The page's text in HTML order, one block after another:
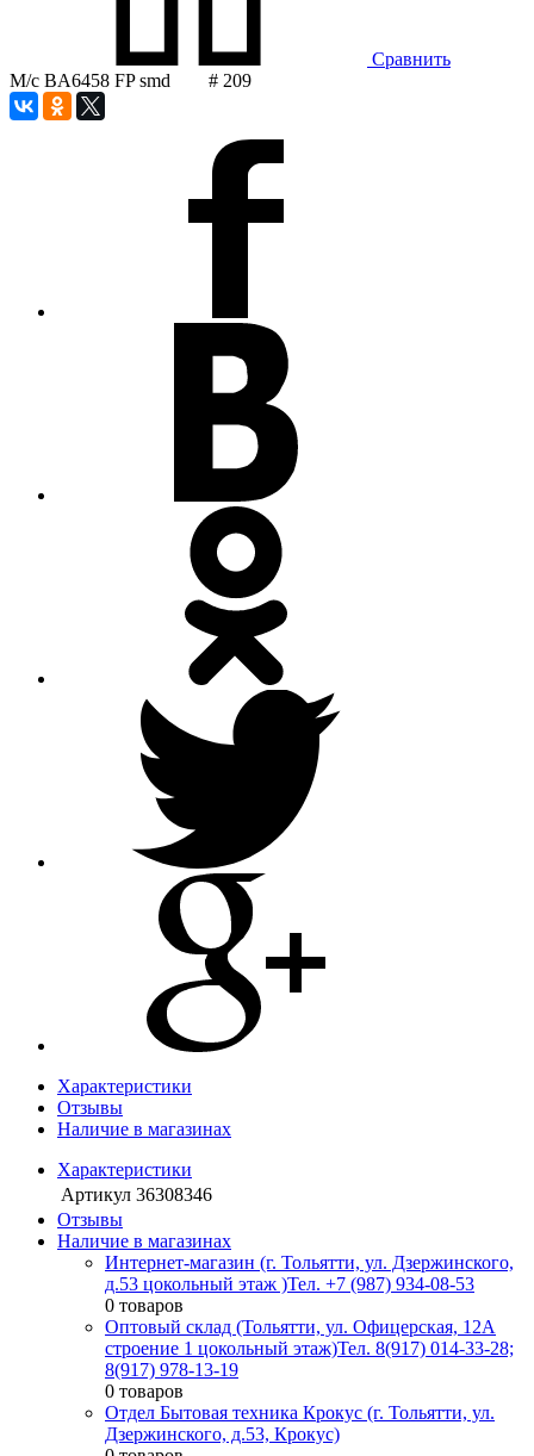
Сравнить
М/с BA6458 FP smd # 209
Характеристики
Отзывы
Наличие в магазинах
Характеристики
Артикул 36308346
Отзывы
Наличие в магазинах
Интернет-магазин (г. Тольятти, ул. Дзержинского,
д.53 цокольный этаж )Тел. +7 (987) 934-08-53
0 товаров
Оптовый склад (Тольятти, ул. Офицерская, 12А
строение 1 цокольный этаж)Тел. 8(917) 014-33-28;
8(917) 978-13-19
0 товаров
Отдел Бытовая техника Крокус (г. Тольятти, ул.
Дзержинского, д.53, Крокус)